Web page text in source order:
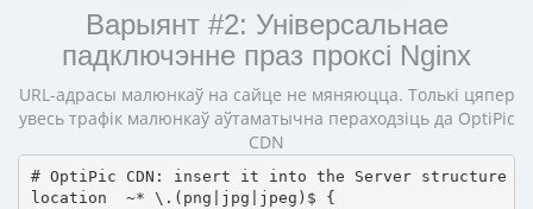
Варыянт #2: Універсальнае
падключэнне праз проксі Nginx
URL-адрасы малюнкаў на сайце не мяняюцца. Толькі цяпер
увесь трафік малюнкаў аўтаматычна пераходзіць да OptiPic
CDN
# OptiPic CDN: insert it into the Server structure
location  ~* \.(png|jpg|jpeg)$ {